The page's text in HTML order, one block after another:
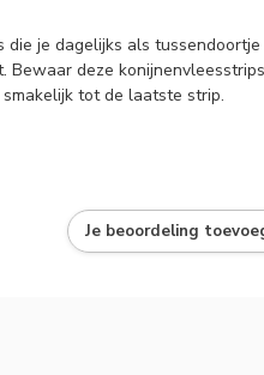
die je dagelijks als
deze
tot de laatste strip.
Je beoordeling